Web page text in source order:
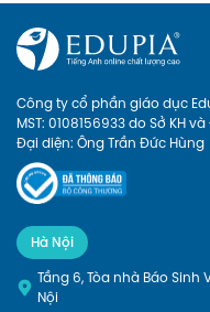
Công ty cổ phần giáo dục
MST: 0108156933 do Sở KH
Đại diện: Ông Trần Đức Hùng
Hà Nội
Tầng 6, Tòa nhà Báo Sinh
Nội